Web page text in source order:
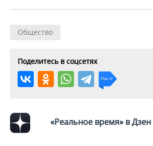
Общество
Поделитесь в соцсетях
«Реальное время» в Дзен